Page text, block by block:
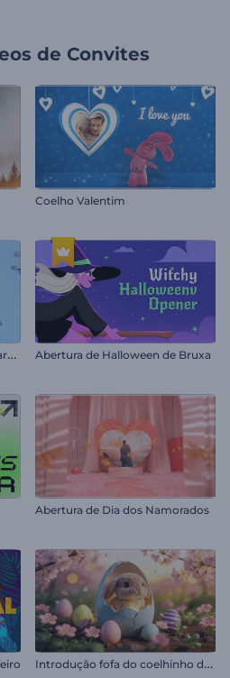
de Convites
Coelho Valentim
S
lideshow de Aniversário Polaroid 3D Abertura de Halloween de Bruxa
Abertura de Dia dos Namorados
I
ntrodução fofa do coelhinho da Páscoa